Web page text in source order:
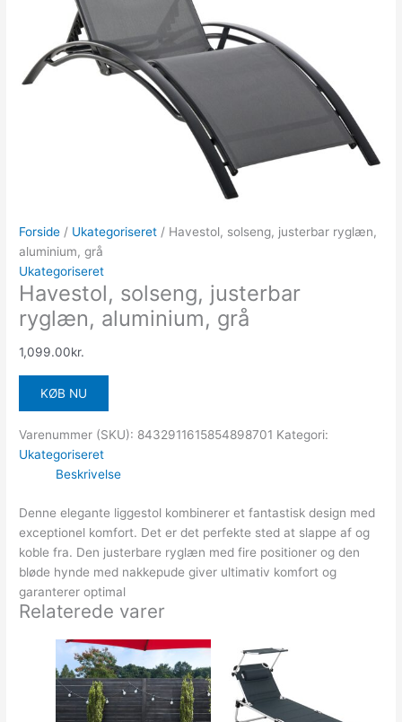
Forside / Ukategoriseret / Havestol, solseng, justerbar ryglæn,
aluminium, grå
Ukategoriseret
Havestol, solseng, justerbar
ryglæn, aluminium, grå
1,099.00kr.
KØB NU
Varenummer (SKU): 8432911615854898701 Kategori:
Ukategoriseret
Beskrivelse
Denne elegante liggestol kombinerer et fantastisk design med
exceptionel komfort. Det er det perfekte sted at slappe af og
koble fra. Den justerbare ryglæn med fire positioner og den
bløde hynde med nakkepude giver ultimativ komfort og
garanterer optimal
Relaterede varer